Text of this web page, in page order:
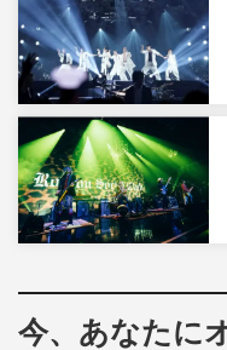
本公演は2022年11月
れ、約10万人を動員。
の前にして、やっと
（Vo.Key）がMCで語
き上げた、新天地とも
た。
今回、Prime Videoで独
像。「劇場版 呪術廻戦
け、ヒット曲のオンパ
今、あなたに